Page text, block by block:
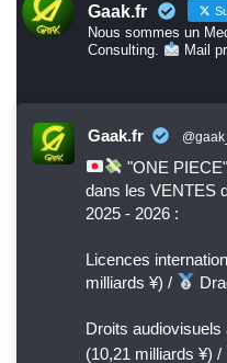
Gaak.fr
Nous sommes un
Consulting.
Mail
Gaak.fr
"ONE
dans les VENTES
2025 - 2026 :
Licences
milliards ¥) /
Droits audiovisuels
(10,21 milliards ¥) /